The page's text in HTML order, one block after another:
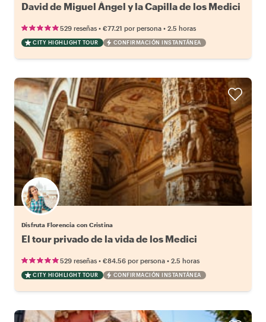
David de Miguel Ángel y la Capilla de los Medici
529 reseñas • €77.21 por persona • 2.5 horas
CITY HIGHLIGHT TOUR CONFIRMACIÓN INSTANTÁNEA
Disfruta Florencia con Cristina
El tour privado de la vida de los Medici
529 reseñas • €84.56 por persona • 2.5 horas
CITY HIGHLIGHT TOUR CONFIRMACIÓN INSTANTÁNEA